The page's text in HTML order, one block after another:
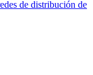
de distribución de